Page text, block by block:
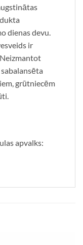
dienas devu.
ir
grūtniecēm
apvalks: